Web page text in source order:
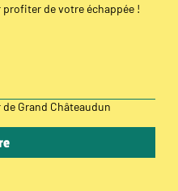
de votre échappée !
Grand Châteaudun